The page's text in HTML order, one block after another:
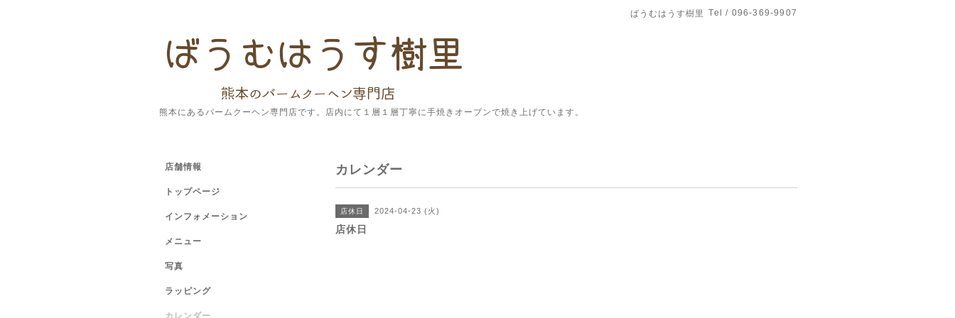
ばうむはうす樹里 Tel / 096-369-9907
熊本にあるバームクーヘン専門店です。店内にて１層１層丁寧に手焼きオーブンで焼き上げています。
カレンダー
店休日 2024-04-23 (火)
店休日
店舗情報
トップページ
インフォメーション
メニュー
写真
ラッピング
カレンダー